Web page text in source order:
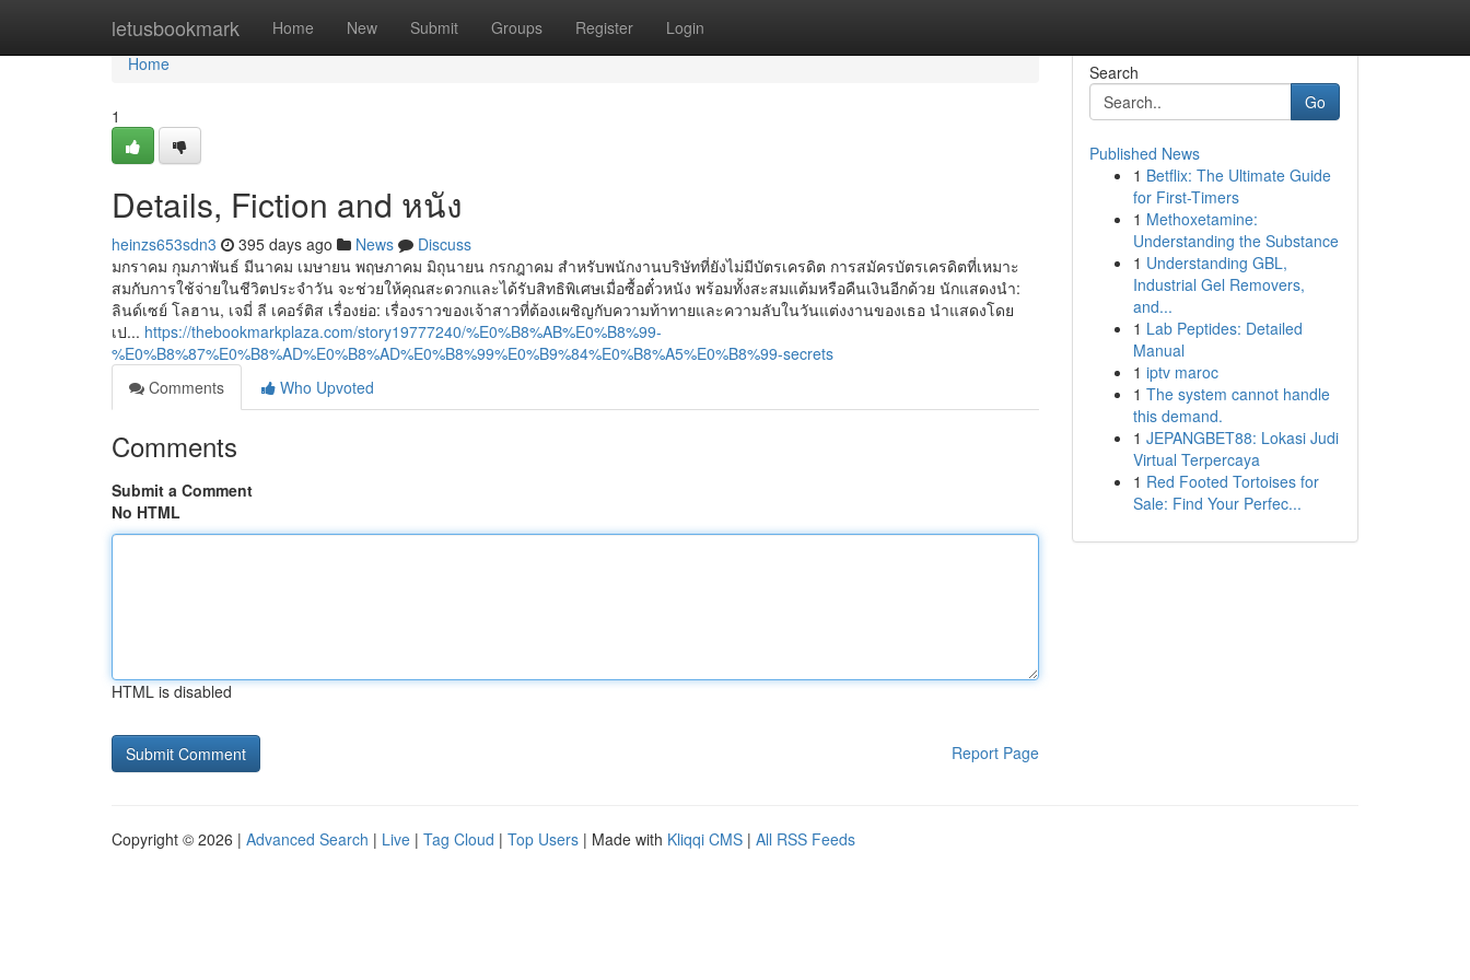
letusbookmark Home New Submit Groups Register Login
Home
Home
1
Details, Fiction and หนัง
heinzs653sdn3 395 days ago News
Discuss
มกราคม กุมภาพันธ์ มีนาคม เมษายน พฤษภาคม มิถุนายน กรกฎาคม สำหรับพนักงานบริษัทที่ยังไม่มีบัตรเครดิต การสมัครบัตรเครดิตที่เหมาะ
สมกับการใช้จ่ายในชีวิตประจำวัน จะช่วยให้คุณสะดวกและได้รับสิทธิพิเศษเมื่อซื้อตั๋วหนัง พร้อมทั้งสะสมแต้มหรือคืนเงินอีกด้วย นักแสดงนำ:
ลินด์เซย์ โลฮาน, เจมี่ ลี เคอร์ติส เรื่องย่อ: เรื่องราวของเจ้าสาวที่ต้องเผชิญกับความท้าทายและความลับในวันแต่งงานของเธอ นำแสดงโดย
เป... https://thebookmarkplaza.com/story19777240/%E0%B8%AB%E0%B8%99-
%E0%B8%87%E0%B8%AD%E0%B8%AD%E0%B8%99%E0%B9%84%E0%B8%A5%E0%B8%99-secrets
Comments
Who Upvoted
Comments
Submit a Comment
No HTML
HTML is disabled
Report Page
Search
Go
Published News
1 Betflix: The Ultimate Guide
for First-Timers
1 Methoxetamine:
Understanding the Substance
1 Understanding GBL,
Industrial Gel Removers,
and...
1 Lab Peptides: Detailed
Manual
1 iptv maroc
1 The system cannot handle
this demand.
1 JEPANGBET88: Lokasi Judi
Virtual Terpercaya
1 Red Footed Tortoises for
Sale: Find Your Perfec...
Copyright © 2026 | Advanced Search | Live | Tag Cloud | Top Users | Made with Kliqqi CMS | All RSS Feeds